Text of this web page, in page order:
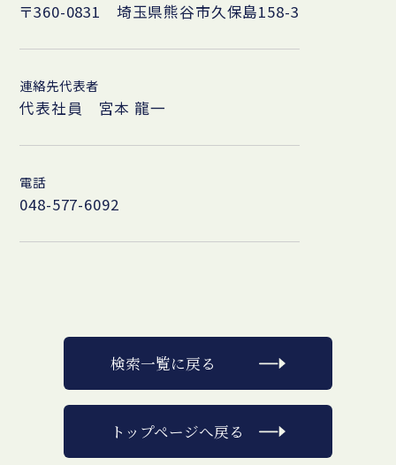
〒360-0831 埼玉県熊谷市久保島158-3
連絡先代表者
代表社員 宮本 龍一
電話
048-577-6092
検索一覧に戻る
トップページへ戻る